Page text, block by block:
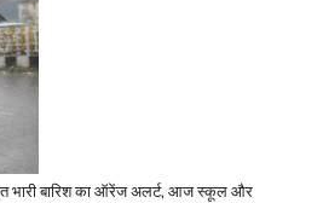
भारी बारिश का ऑरेंज अलर्ट, आज स्कूल और